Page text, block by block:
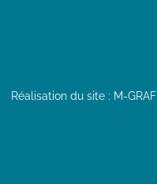
Réalisation du site : M-GRAF